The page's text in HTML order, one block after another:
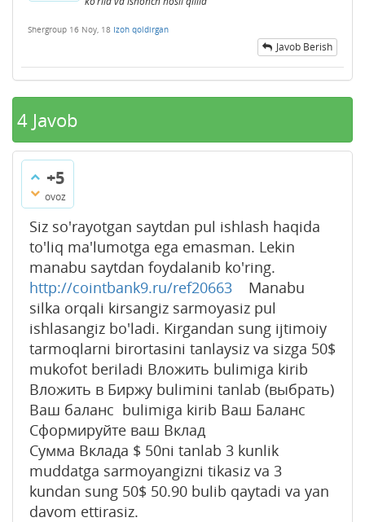
Shergroup 16 Noy, 18 Izoh qoldirgan
Javob Berish
4 Javob
+5
ovoz
Siz so'rayotgan saytdan pul ishlash haqida
to'liq ma'lumotga ega emasman. Lekin
manabu saytdan foydalanib ko'ring.
http://cointbank9.ru/ref20663 Manabu
silka orqali kirsangiz sarmoyasiz pul
ishlasangiz bo'ladi. Kirgandan sung ijtimoiy
tarmoqlarni birortasini tanlaysiz va sizga 50$
mukofot beriladi Вложить bulimiga kirib
Вложить в Биржу bulimini tanlab (выбрать)
Ваш баланс bulimiga kirib Ваш Баланс
Сформируйте ваш Вклад
Сумма Вклада $ 50ni tanlab 3 kunlik
muddatga sarmoyangizni tikasiz va 3
kundan sung 50$ 50.90 bulib qaytadi va yan
davom ettirasiz.